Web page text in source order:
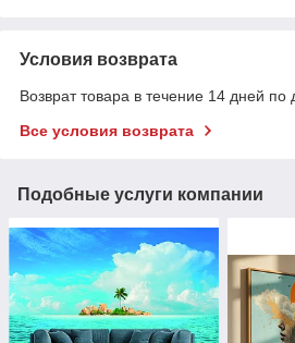
Условия возврата
Возврат товара в течение 14 дней по
Все условия возврата
Подобные услуги компании